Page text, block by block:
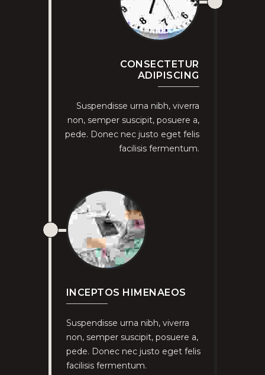
CONSECTETUR
ADIPISCING
Suspendisse urna nibh, viverra
non, semper suscipit, posuere a,
pede. Donec nec justo eget felis
facilisis fermentum.
INCEPTOS HIMENAEOS
Suspendisse urna nibh, viverra
non, semper suscipit, posuere a,
pede. Donec nec justo eget felis
facilisis fermentum.